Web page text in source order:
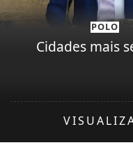
POLO
Cidades mais